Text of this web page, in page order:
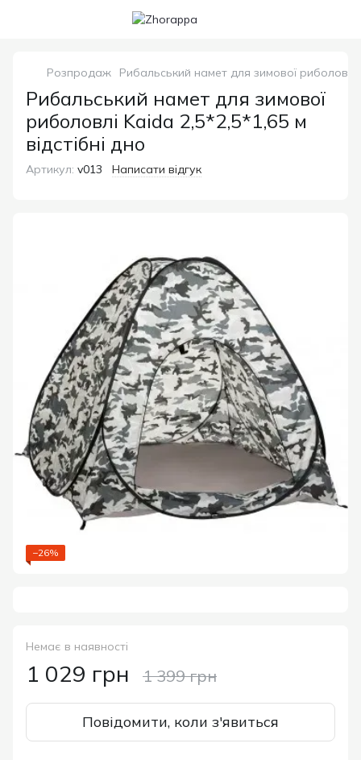
Розпродаж Рибальський намет для зимової риболовлі
Рибальський намет для зимової
риболовлі Kaida 2,5*2,5*1,65 м
відстібні дно
Артикул: v013 Написати відгук
−26%
Немає в наявності
1 029 грн 1 399 грн
Повідомити, коли з'явиться